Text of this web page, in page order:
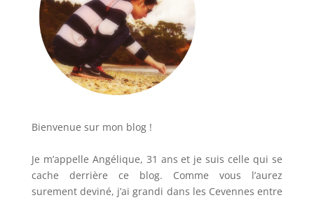
Bienvenue sur mon blog !
Je m’appelle Angélique, 31 ans et je suis celle qui se
cache derrière ce blog. Comme vous l’aurez
surement deviné, j’ai grandi dans les Cevennes entre